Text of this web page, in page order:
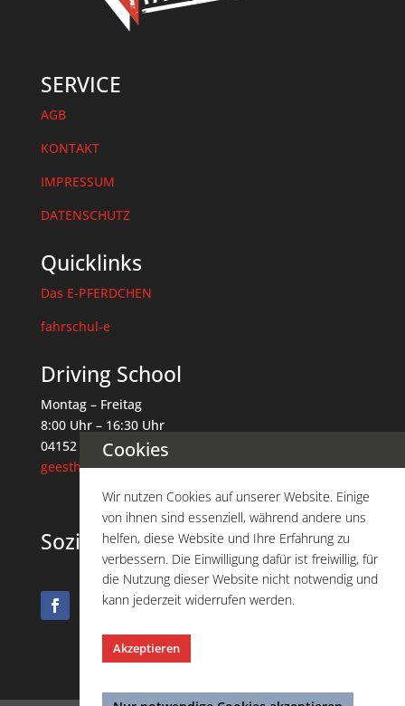
SERVICE
AGB
KONTAKT
IMPRESSUM
DATENSCHUTZ
Quicklinks
Das E-PFERDCHEN
fahrschul-e
Driving School
Montag – Freitag
8:00 Uhr – 16:30 Uhr
04152 / 88 82 88 4
geesthacht@driving-school.de
Soziale Netzwerke
Cookies
Wir nutzen Cookies auf unserer Website. Einige
von ihnen sind essenziell, während andere uns
helfen, diese Website und Ihre Erfahrung zu
verbessern. Die Einwilligung dafür ist freiwillig, für
die Nutzung dieser Website nicht notwendig und
kann jederzeit widerrufen werden.
Akzeptieren